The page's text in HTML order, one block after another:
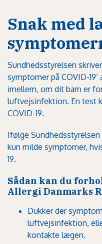
Snak med
Sundhedsstyrelsen
symptomer på COVID-
imellem, om dit barn er
luftvejsinfektion. En test
COVID-19.
Ifølge
kun milde symptomer,
19.
Sådan kan du
Allergi Danmarks
Dukker der
luftvejsinfektion,
kontakte lægen.